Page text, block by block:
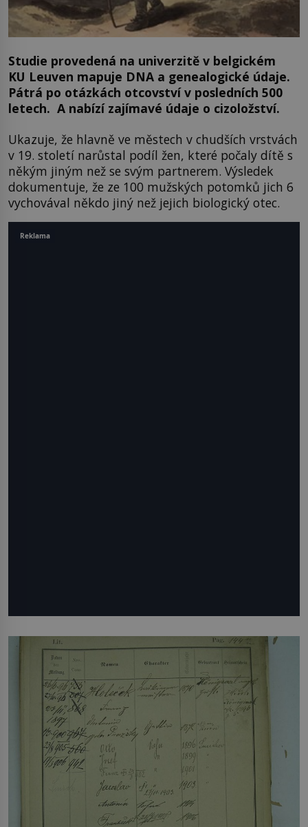
Studie provedená na univerzitě v belgickém
KU Leuven mapuje DNA a genealogické údaje.
Pátrá po otázkách otcovství v posledních 500
letech. A nabízí zajímavé údaje o cizoložství.
Ukazuje, že hlavně ve městech v chudších vrstvách
v 19. století narůstal podíl žen, které počaly dítě s
někým jiným než se svým partnerem. Výsledek
dokumentuje, že ze 100 mužských potomků jich 6
vychovával někdo jiný než jejich biologický otec.
Reklama